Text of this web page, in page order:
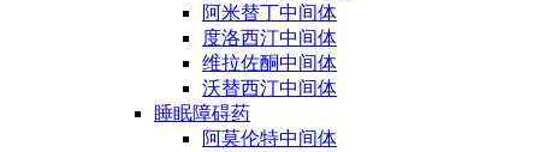
阿米替丁中间体
度洛西汀中间体
维拉佐酮中间体
沃替西汀中间体
睡眠障碍药
阿莫伦特中间体